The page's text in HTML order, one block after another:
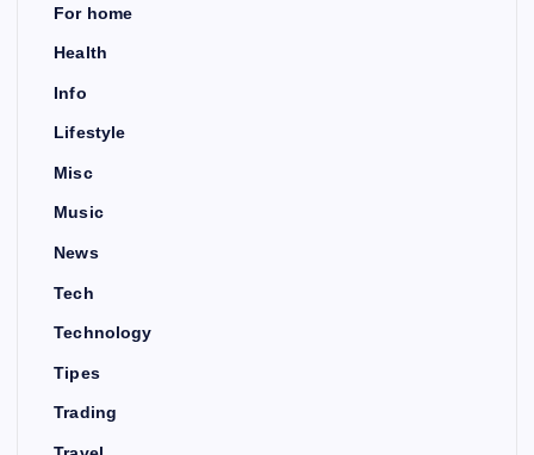
For home
Health
Info
Lifestyle
Misc
Music
News
Tech
Technology
Tipes
Trading